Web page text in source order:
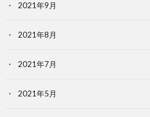
2021年9月
2021年8月
2021年7月
2021年5月